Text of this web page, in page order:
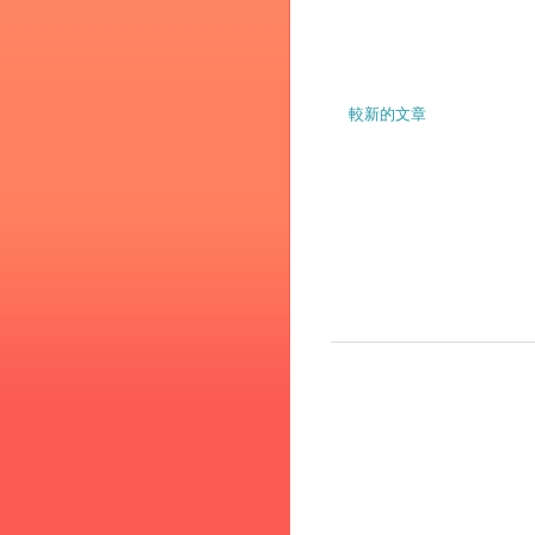
較新的文章